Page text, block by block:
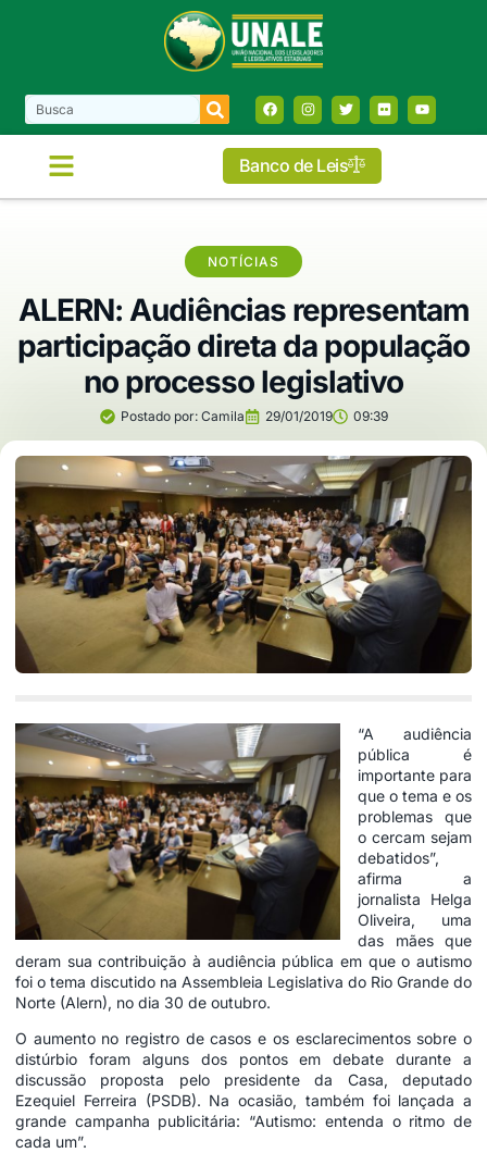
Banco de Leis
NOTÍCIAS
ALERN: Audiências representam
participação direta da população
no processo legislativo
Postado por:Camila 29/01/2019 09:39
“A audiência
pública é
importante para
que o tema e os
problemas que
o cercam sejam
debatidos”,
afirma a
jornalista Helga
Oliveira, uma
das mães que
deram sua contribuição à audiência pública em que o autismo
foi o tema discutido na Assembleia Legislativa do Rio Grande do
Norte (Alern), no dia 30 de outubro.
O aumento no registro de casos e os esclarecimentos sobre o
distúrbio foram alguns dos pontos em debate durante a
discussão proposta pelo presidente da Casa, deputado
Ezequiel Ferreira (PSDB). Na ocasião, também foi lançada a
grande campanha publicitária: “Autismo: entenda o ritmo de
cada um”.